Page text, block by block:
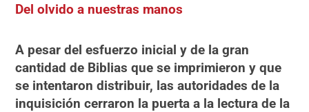
Del olvido a nuestras manos
A pesar del esfuerzo inicial y de la gran
cantidad de Biblias que se imprimieron y que
se intentaron distribuir, las autoridades de la
inquisición cerraron la puerta a la lectura de la